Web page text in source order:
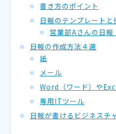
書き方のポイント
日報のテンプレートと
営業部Aさんの日報
日報の作成方法４選
紙
メール
Word（ワード）や
専用ITツール
日報が書けるビジネスチ